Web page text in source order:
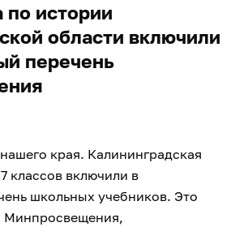
по истории
области включили
перечень
края. Калининградская
классов включили в
школьных учебников. Это
Минпросвещения,